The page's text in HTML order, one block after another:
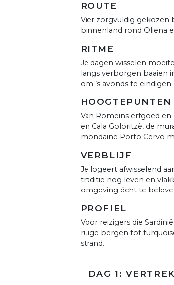
ROUTE
Vier zorgvuldig gekozen
binnenland rond Oliena
RITME
Je dagen wisselen
langs verborgen baaien
om ’s avonds te
HOOGTEPUNTEN
Van Romeins erfgoed
en Cala Goloritzè, de
mondaine Porto Cervo
VERBLIJF
Je logeert afwisselend
traditie nog leven en
omgeving écht te
PROFIEL
Voor reizigers die
ruige bergen tot
strand.
DAG 1: